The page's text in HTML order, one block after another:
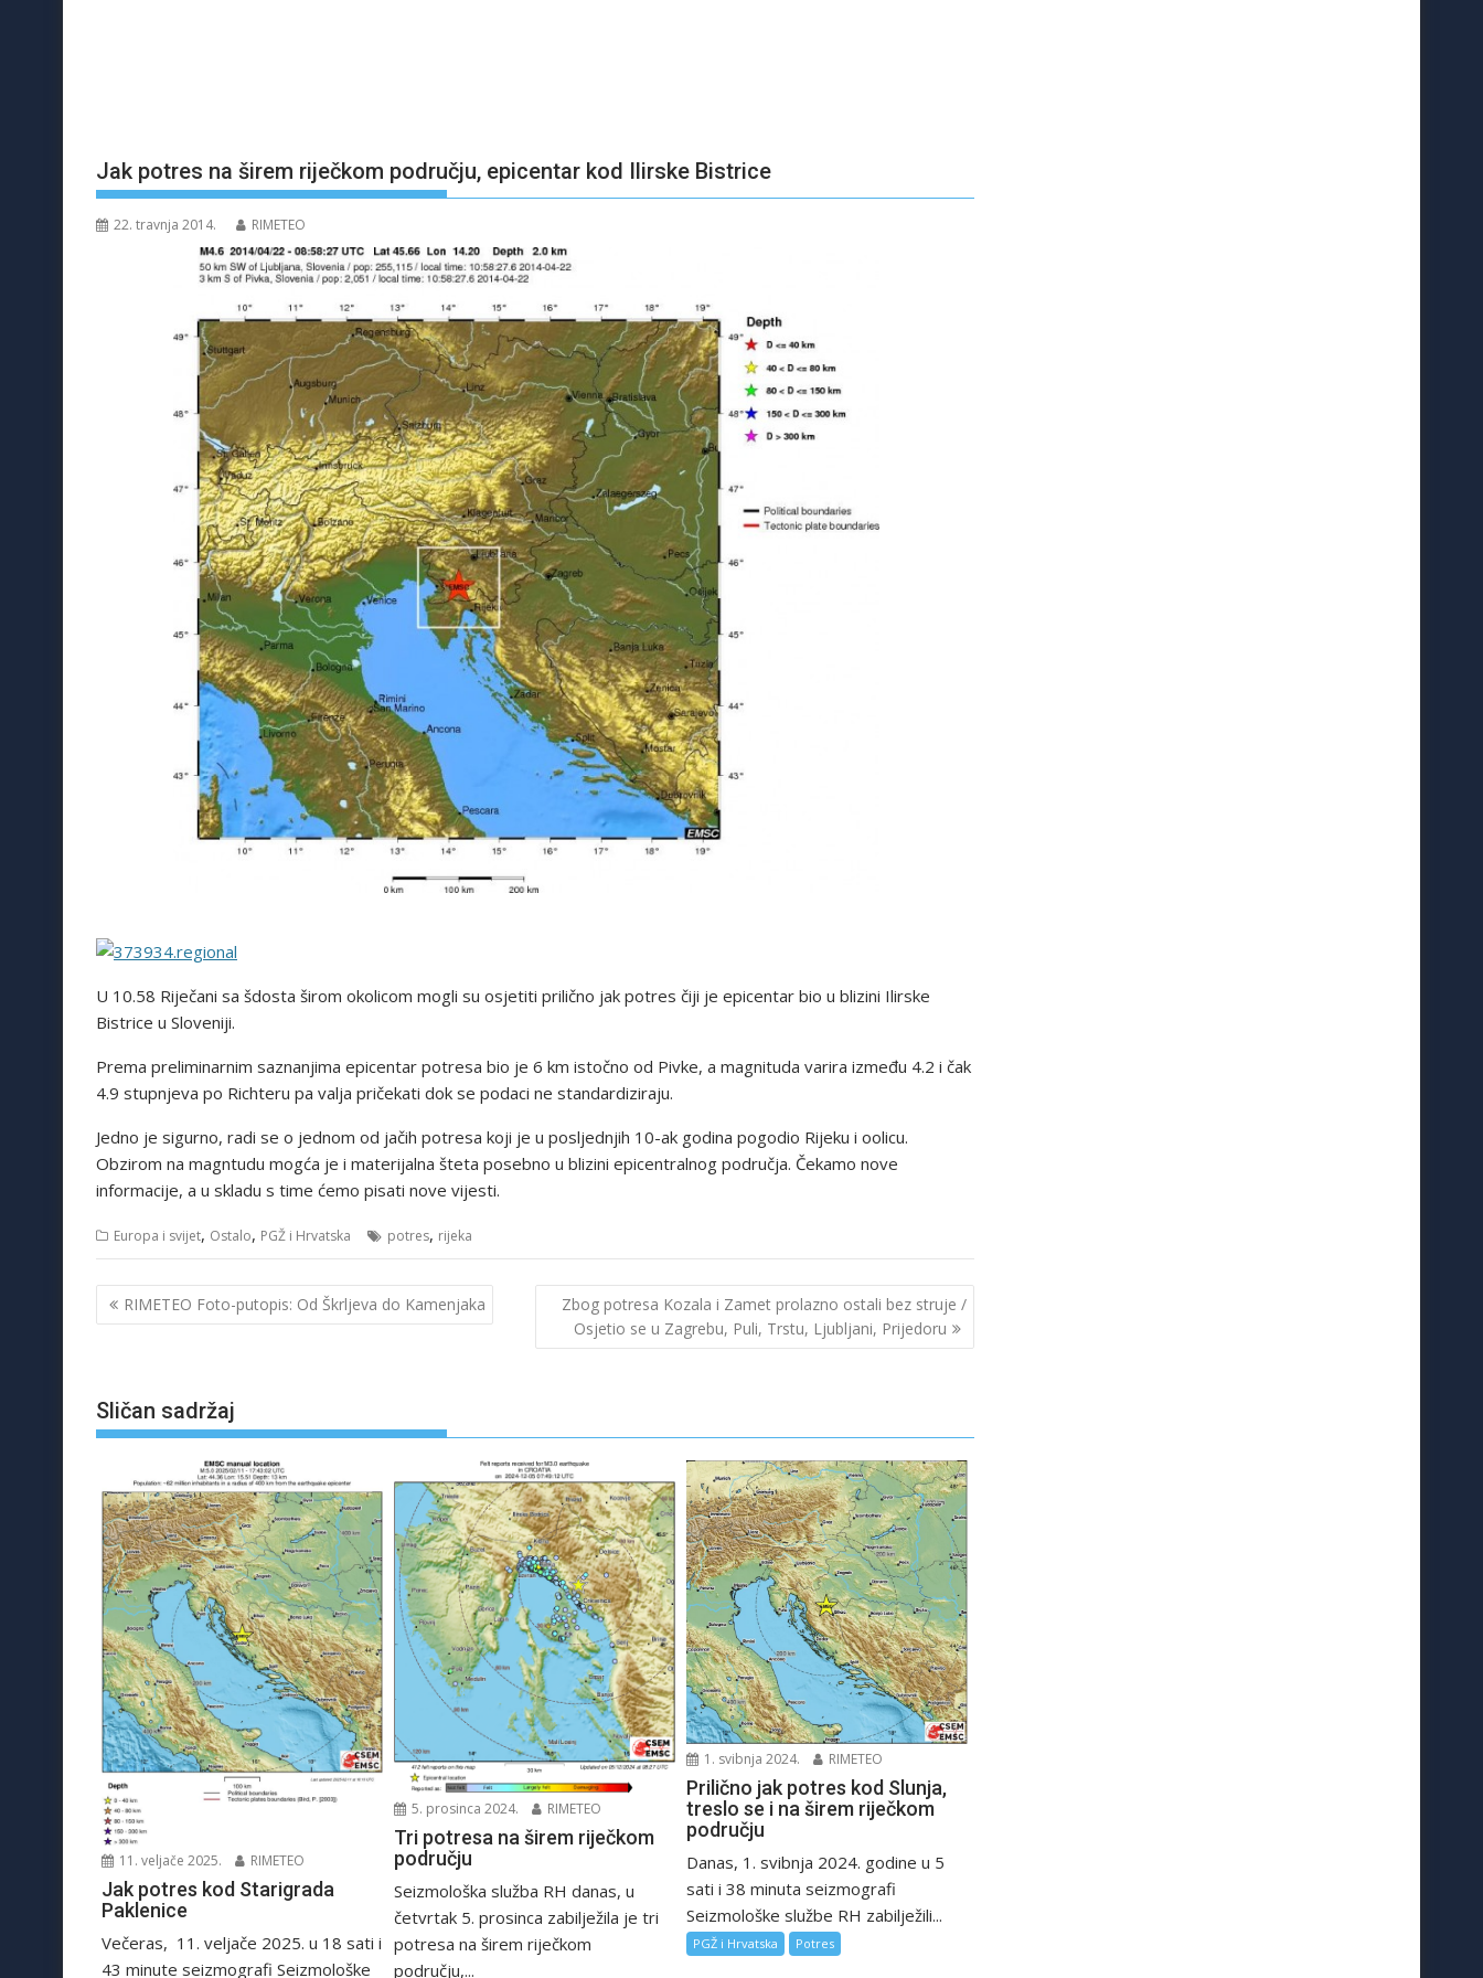
Jak potres na širem riječkom području, epicentar kod Ilirske Bistrice
22. travnja 2014. RIMETEO
U 10.58 Riječani sa šdosta širom okolicom mogli su osjetiti prilično jak potres čiji je epicentar bio u blizini Ilirske
Bistrice u Sloveniji.
Prema preliminarnim saznanjima epicentar potresa bio je 6 km istočno od Pivke, a magnituda varira između 4.2 i čak
4.9 stupnjeva po Richteru pa valja pričekati dok se podaci ne standardiziraju.
Jedno je sigurno, radi se o jednom od jačih potresa koji je u posljednjih 10-ak godina pogodio Rijeku i oolicu.
Obzirom na magntudu mogća je i materijalna šteta posebno u blizini epicentralnog područja. Čekamo nove
informacije, a u skladu s time ćemo pisati nove vijesti.
Europa i svijet, Ostalo, PGŽ i Hrvatska potres, rijeka
Navigacija
objava
RIMETEO Foto-putopis: Od Škrljeva do Kamenjaka
Zbog potresa Kozala i Zamet prolazno ostali bez struje /
Osjetio se u Zagrebu, Puli, Trstu, Ljubljani, Prijedoru
Sličan sadržaj
11. veljače 2025. RIMETEO
Jak potres kod Starigrada
Paklenice
Večeras, 11. veljače 2025. u 18 sati i
43 minute seizmografi Seizmološke
5. prosinca 2024. RIMETEO
Tri potresa na širem riječkom
području
Seizmološka služba RH danas, u
četvrtak 5. prosinca zabilježila je tri
potresa na širem riječkom
području,...
1. svibnja 2024. RIMETEO
Prilično jak potres kod Slunja,
treslo se i na širem riječkom
području
Danas, 1. svibnja 2024. godine u 5
sati i 38 minuta seizmografi
Seizmološke službe RH zabilježili...
PGŽ i Hrvatska Potres